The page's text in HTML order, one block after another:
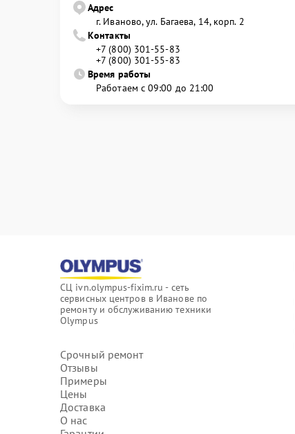
Адрес
г. Иваново, ул. Багаева, 14, корп. 2
Контакты
+7 (800) 301-55-83
+7 (800) 301-55-83
Время работы
Работаем с 09:00 до 21:00
СЦ ivn.olympus-fixim.ru - сеть
сервисных центров в Иванове по
ремонту и обслуживанию техники
Olympus
Срочный ремонт
Отзывы
Примеры
Цены
Доставка
О нас